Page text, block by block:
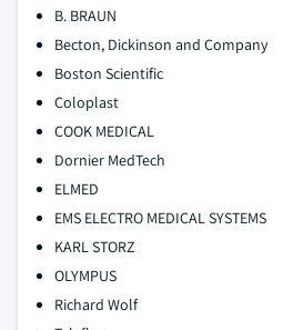
B. BRAUN
Becton, Dickinson and Company
Boston Scientific
Coloplast
COOK MEDICAL
Dornier MedTech
ELMED
EMS ELECTRO MEDICAL SYSTEMS
KARL STORZ
OLYMPUS
Richard Wolf